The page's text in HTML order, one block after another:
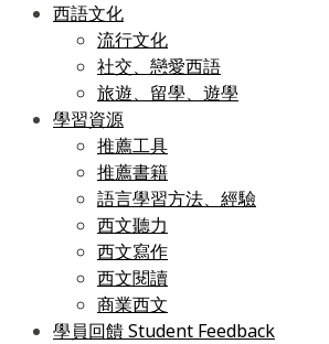
西語文化
流行文化
社交、戀愛西語
旅遊、留學、遊學
學習資源
推薦工具
推薦書籍
語言學習方法、經驗
西文聽力
西文寫作
西文閱讀
商業西文
學員回饋 Student Feedback